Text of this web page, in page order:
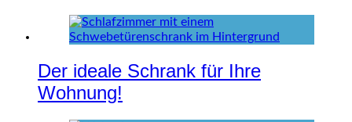
Der ideale Schrank für Ihre
Wohnung!